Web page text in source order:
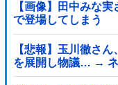
【画像】田中みな
で登場してしまう
【悲報】玉川徹さ
を展開し物議… → ネ
か…？」ｗｗｗｗｗ